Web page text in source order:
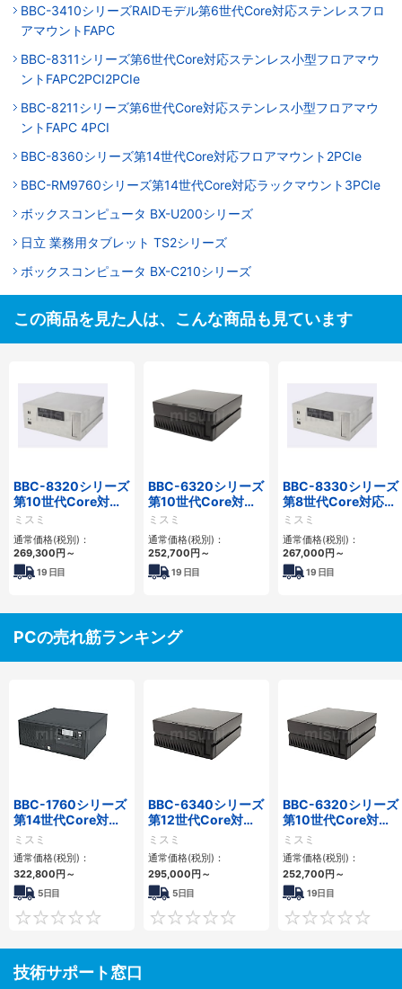
BBC-3410シリーズRAIDモデル第6世代Core対応ステンレスフロ
アマウントFAPC
BBC-8311シリーズ第6世代Core対応ステンレス小型フロアマウ
ントFAPC2PCI2PCIe
BBC-8211シリーズ第6世代Core対応ステンレス小型フロアマウ
ントFAPC 4PCI
BBC-8360シリーズ第14世代Core対応フロアマウント2PCIe
BBC-RM9760シリーズ第14世代Core対応ラックマウント3PCIe
ボックスコンピュータ BX-U200シリーズ
日立 業務用タブレット TS2シリーズ
ボックスコンピュータ BX-C210シリーズ
この商品を見た人は、こんな商品も見ています
BBC-8320シリーズ
第10世代Core対応
小型フロアマウント
FAPC 2PCI・2PCIe
ミスミ
通常価格(税別)：
269,300円～
19 日目
BBC-6320シリーズ
第10世代Core対応
小型フロアマウント
FAPC 2PCI・2PCIe
ミスミ
通常価格(税別)：
252,700円～
19 日目
BBC-8330シリーズ
第8世代Core対応小
型フロアマウント
FAPC 2PCI・2PCIe
ミスミ
通常価格(税別)：
267,000円～
19 日目
PCの売れ筋ランキング
BBC-1760シリーズ
第14世代Core対応
小型フロアマウント
3PCIe
ミスミ
通常価格(税別)：
322,800円～
5日目
0
BBC-6340シリーズ
第12世代Core対応
小型フロアマウント
PC2PCI/2PCIe
ミスミ
通常価格(税別)：
295,000円～
5日目
0
BBC-6320シリーズ
第10世代Core対応
小型フロアマウント
FAPC 2PCI・2PCIe
ミスミ
通常価格(税別)：
252,700円～
19日目
技術サポート窓口